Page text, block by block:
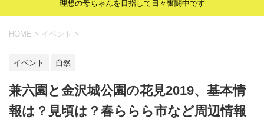
理想の母ちゃんを目指して日々奮闘中です
HOME > イベント >
イベント 自然
兼六園と金沢城公園の花見2019、基本情
報は？見頃は？春ららら市など周辺情報